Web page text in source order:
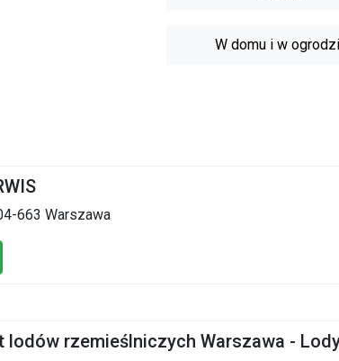
W domu i w
663 Warszawa
lodów rzemieślniczych Warszawa -